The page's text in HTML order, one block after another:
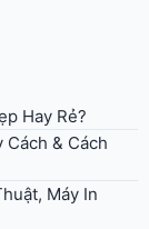
Hay Rẻ?
Cách & Cách
Máy In